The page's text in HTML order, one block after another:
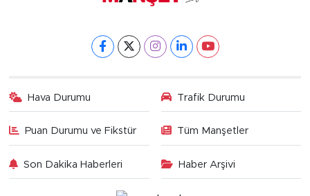
Hava Durumu Trafik Durumu
Puan Durumu ve Fikstür Tüm Manşetler
Son Dakika Haberleri Haber Arşivi